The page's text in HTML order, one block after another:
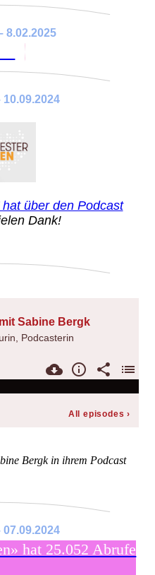
8.02.2025
10.09.2024
über den Podcast
Dank!
Bergk in ihrem Podcast
07.09.2024
hat 25.052 Abrufe